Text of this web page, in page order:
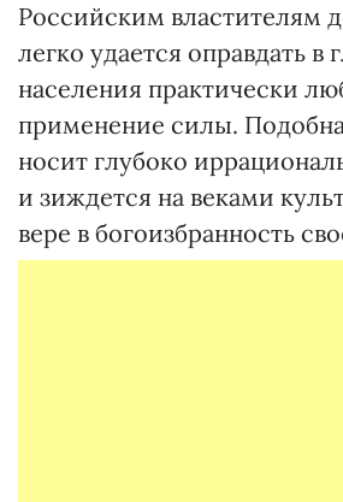
Российским властителям
легко удается оправдать в
населения практически
применение силы.
носит глубоко
и зиждется на веками
вере в богоизбранность